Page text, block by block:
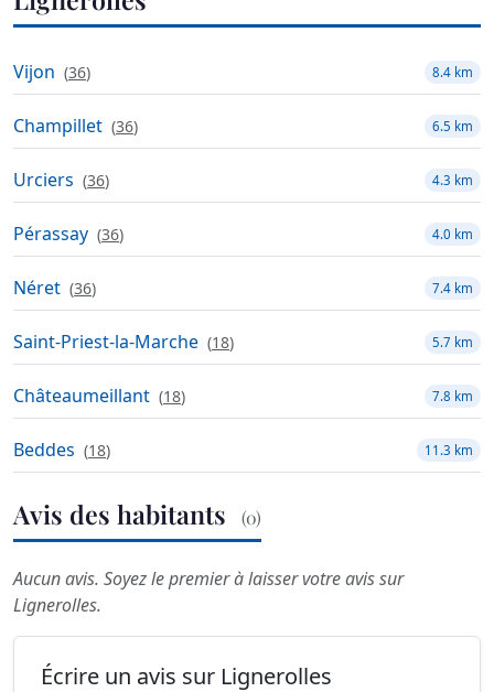
Vijon (36) 8.4 km
Champillet (36) 6.5 km
Urciers (36) 4.3 km
Pérassay (36) 4.0 km
Néret (36) 7.4 km
Saint-Priest-la-Marche (18) 5.7 km
Châteaumeillant (18) 7.8 km
Beddes (18) 11.3 km
Avis des habitants (0)
Aucun avis. Soyez le premier à laisser votre avis sur
Lignerolles.
Écrire un avis sur Lignerolles